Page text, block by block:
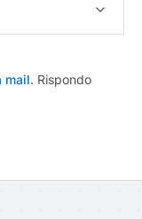
mail. Rispondo